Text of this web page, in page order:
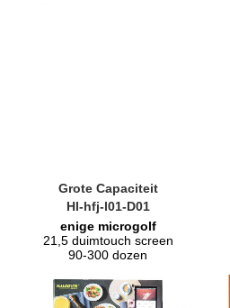
Grote Capaciteit
Hl-hfj-l01-D01
enige microgolf
21,5 duimtouch screen
90-300 dozen